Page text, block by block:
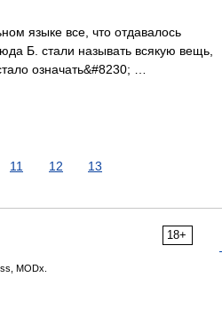
языке все, что отдавалось
Б. стали называть всякую вещь,
означать&#8230; …
11 12 13
18+
MODx.